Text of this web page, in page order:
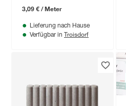
3,09 € / Meter
Lieferung nach Hause
Verfügbar in Troisdorf